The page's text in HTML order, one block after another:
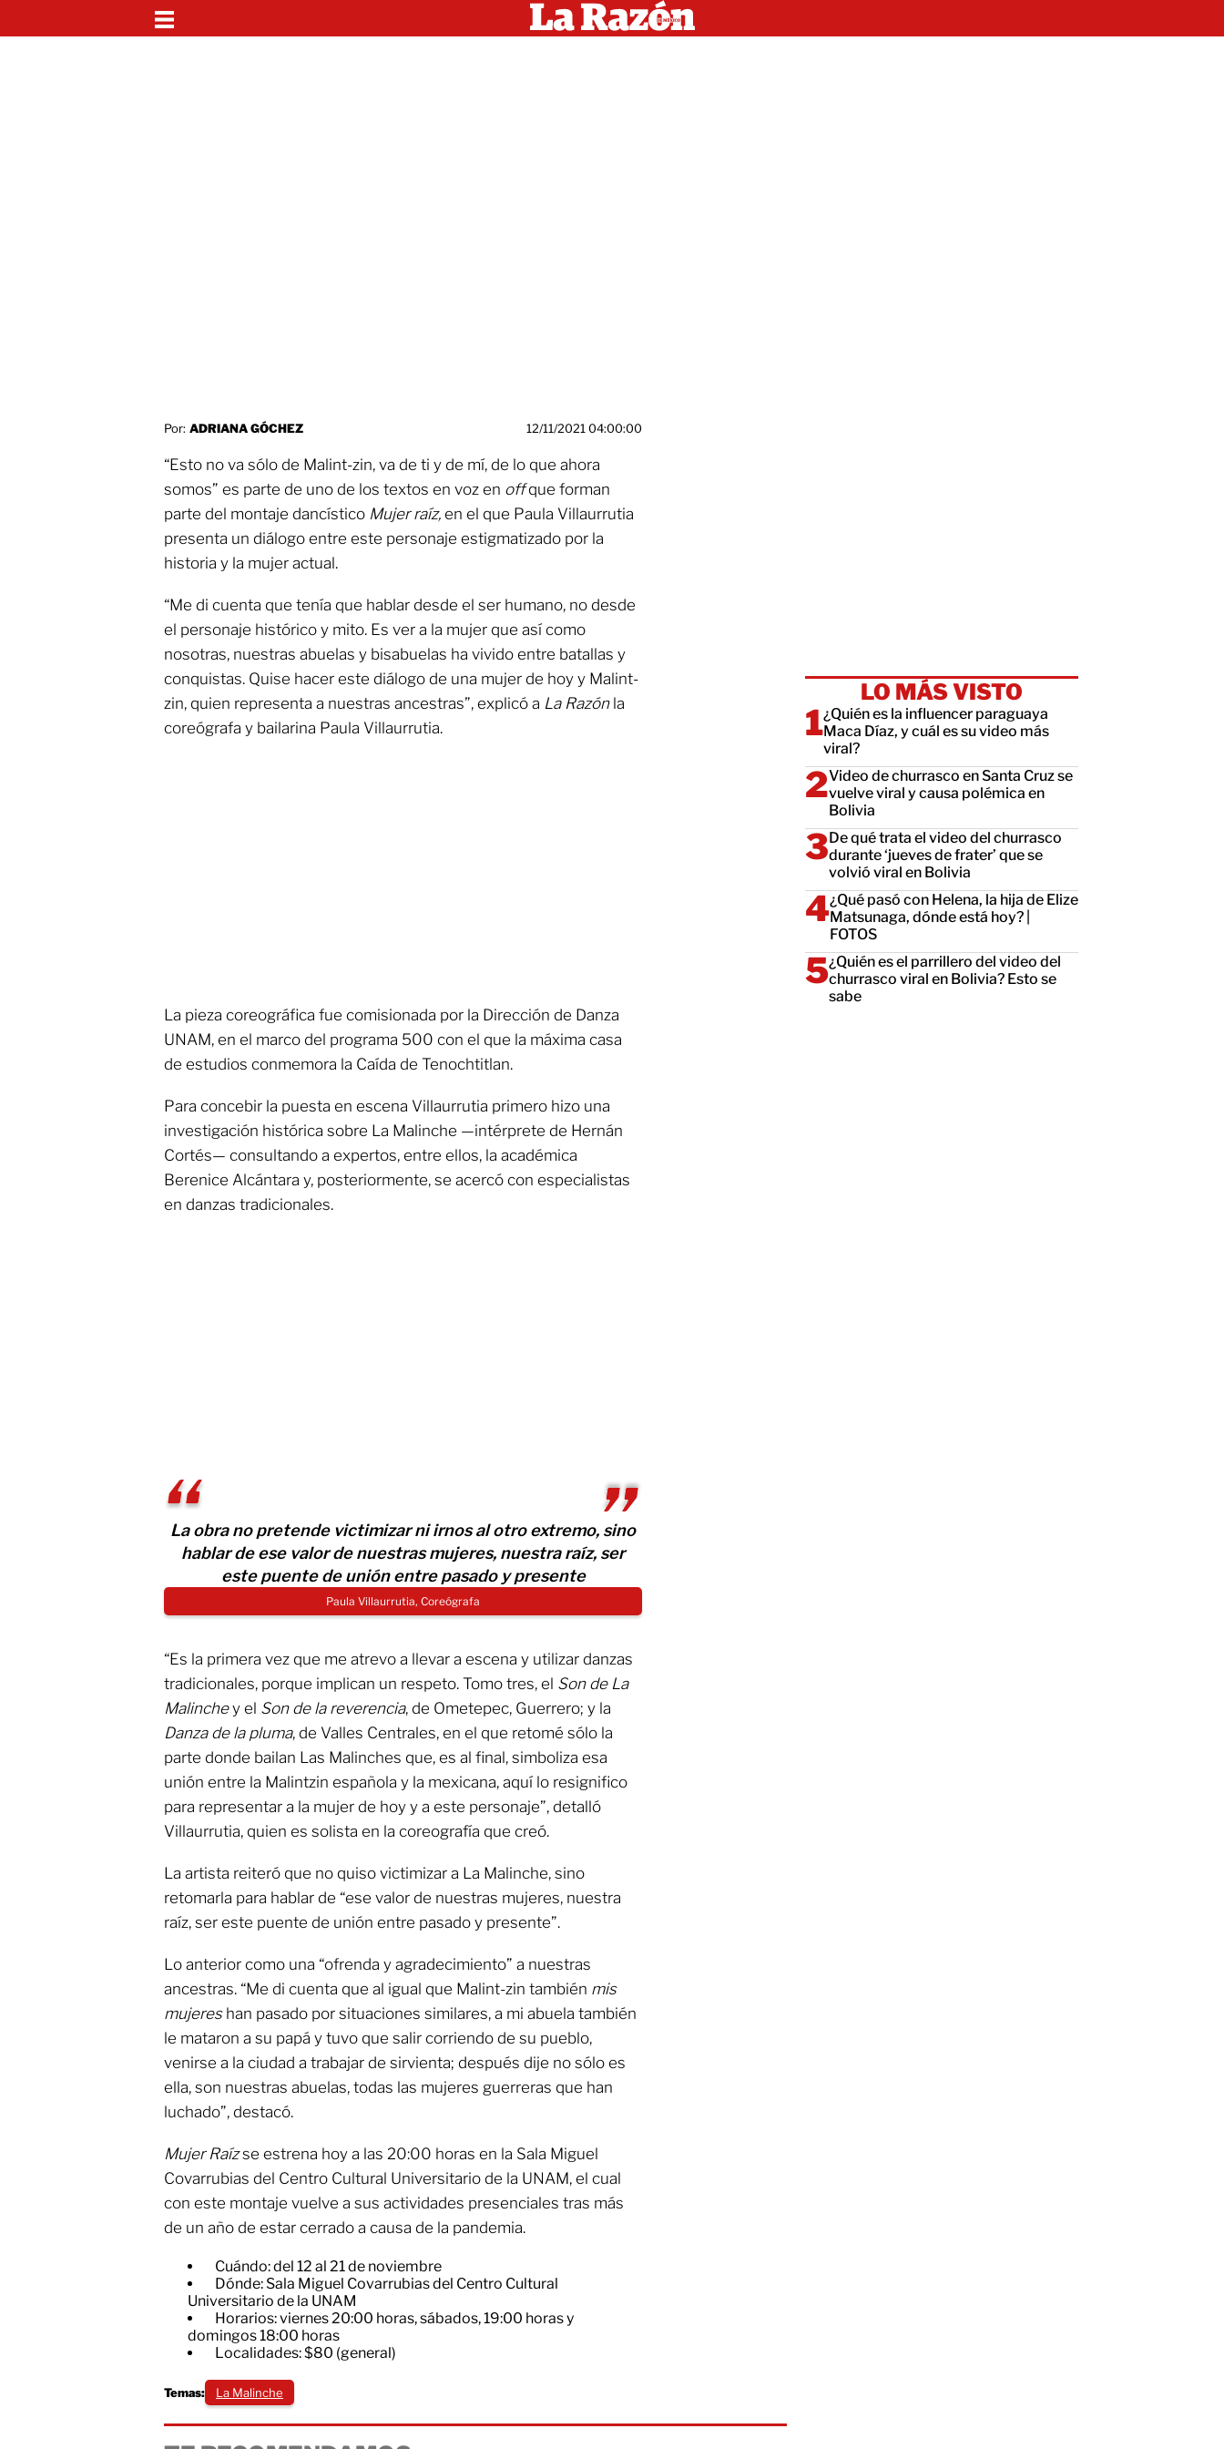
Por: ADRIANA GÓCHEZ 12/11/2021 04:00:00
“Esto no va sólo de Malint-zin, va de ti y de mí, de lo que ahora
somos” es parte de uno de los textos en voz en offque forman
parte del montaje dancístico Mujer raíz, en el que Paula Villaurrutia
presenta un diálogo entre este personaje estigmatizado por la
historia y la mujer actual.
“Me di cuenta que tenía que hablar desde el ser humano, no desde
el personaje histórico y mito. Es ver a la mujer que así como
nosotras, nuestras abuelas y bisabuelas ha vivido entre batallas y
conquistas. Quise hacer este diálogo de una mujer de hoy y Malint-
zin, quien representa a nuestras ancestras”, explicó a La Razón la
coreógrafa y bailarina Paula Villaurrutia.
La pieza coreográfica fue comisionada por la Dirección de Danza
UNAM, en el marco del programa 500 con el que la máxima casa
de estudios conmemora la Caída de Tenochtitlan.
Para concebir la puesta en escena Villaurrutia primero hizo una
investigación histórica sobre La Malinche —intérprete de Hernán
Cortés— consultando a expertos, entre ellos, la académica
Berenice Alcántara y, posteriormente, se acercó con especialistas
en danzas tradicionales.
La obra no pretende victimizar ni irnos al otro extremo, sino
hablar de ese valor de nuestras mujeres, nuestra raíz, ser
este puente de unión entre pasado y presente
Paula Villaurrutia, Coreógrafa
“Es la primera vez que me atrevo a llevar a escena y utilizar danzas
tradicionales, porque implican un respeto. Tomo tres, el Son de La
Malinchey el Son de la reverencia, de Ometepec, Guerrero; y la
Danza de la pluma, de Valles Centrales, en el que retomé sólo la
parte donde bailan Las Malinches que, es al final, simboliza esa
unión entre la Malintzin española y la mexicana, aquí lo resignifico
para representar a la mujer de hoy y a este personaje”, detalló
Villaurrutia, quien es solista en la coreografía que creó.
La artista reiteró que no quiso victimizar a La Malinche, sino
retomarla para hablar de “ese valor de nuestras mujeres, nuestra
raíz, ser este puente de unión entre pasado y presente”.
Lo anterior como una “ofrenda y agradecimiento” a nuestras
ancestras. “Me di cuenta que al igual que Malint-zin también mis
mujereshan pasado por situaciones similares, a mi abuela también
le mataron a su papá y tuvo que salir corriendo de su pueblo,
venirse a la ciudad a trabajar de sirvienta; después dije no sólo es
ella, son nuestras abuelas, todas las mujeres guerreras que han
luchado”, destacó.
Mujer Raízse estrena hoy a las 20:00 horas en la Sala Miguel
Covarrubias del Centro Cultural Universitario de la UNAM, el cual
con este montaje vuelve a sus actividades presenciales tras más
de un año de estar cerrado a causa de la pandemia.
Cuándo: del 12 al 21 de noviembre
Dónde: Sala Miguel Covarrubias del Centro Cultural
Universitario de la UNAM
Horarios: viernes 20:00 horas, sábados, 19:00 horas y
domingos 18:00 horas
Localidades: $80 (general)
Temas: La Malinche
LO MÁS VISTO
¿Quién es la influencer paraguaya
Maca Díaz, y cuál es su video más
viral?
Video de churrasco en Santa Cruz se
vuelve viral y causa polémica en
Bolivia
De qué trata el video del churrasco
durante ‘jueves de frater’ que se
volvió viral en Bolivia
¿Qué pasó con Helena, la hija de Elize
Matsunaga, dónde está hoy? |
FOTOS
¿Quién es el parrillero del video del
churrasco viral en Bolivia? Esto se
sabe